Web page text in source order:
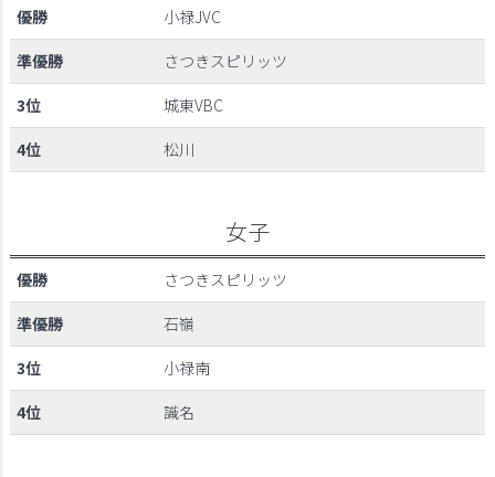
優勝
小禄JVC
準優勝
さつきスピリッツ
3位
城東VBC
4位
松川
女子
優勝
さつきスピリッツ
準優勝
石嶺
3位
小禄南
4位
識名